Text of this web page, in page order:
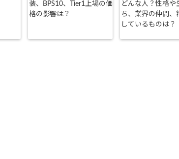
装、BPS10、Tier1上場の価
格の影響は？
どんな人？性格や
ち、業界の仲間、
しているものは？